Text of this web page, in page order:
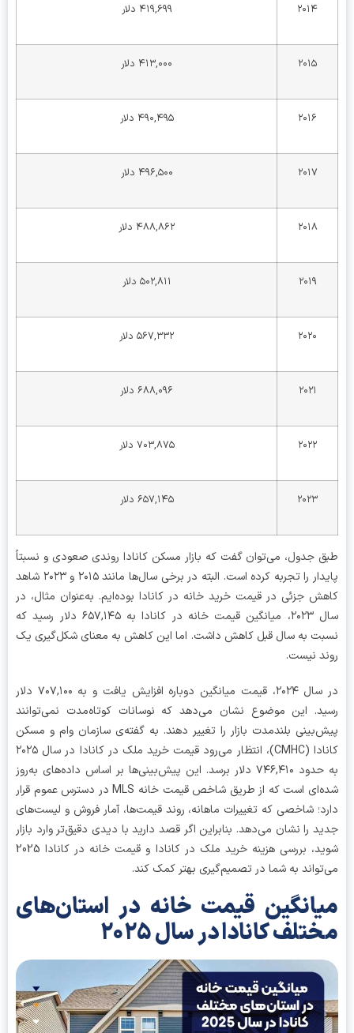
۴۱۹,۶۹۹ دلار
۴۱۳,۰۰۰ دلار
۴۹۰,۴۹۵ دلار
۴۹۶,۵۰۰ دلار
۴۸۸,۸۶۲ دلار
۵۰۲,۸۱۱ دلار
۵۶۷,۳۳۲ دلار
۶۸۸,۰۹۶ دلار
۷۰۳,۸۷۵ دلار
۶۵۷,۱۴۵ دلار
جدول، می‌توان گفت که بازار مسکن کانادا روندی صعودی و نسبتاً
پایدار را تجربه کرده است. البته در برخی سال‌ها مانند ۲۰۱۵ و ۲۰۲۳ شاهد
جزئی در قیمت خرید خانه در کانادا بوده‌ایم. به‌عنوان مثال، در
سال ۲۰۲۳، میانگین قیمت خانه در کانادا به ۶۵۷,۱۴۵ دلار رسید که
به سال قبل کاهش داشت. اما این کاهش به معنای شکل‌گیری یک
نیست.
در سال ۲۰۲۴، قیمت میانگین دوباره افزایش یافت و به ۷۰۷,۱۰۰ دلار
این موضوع نشان می‌دهد که نوسانات کوتاه‌مدت نمی‌توانند
بلندمدت بازار را تغییر دهند. به گفته‌ی سازمان وام و مسکن
کانادا (CMHC)، انتظار می‌رود قیمت خرید ملک در کانادا در سال ۲۰۲۵
به حدود ۷۴۶,۴۱۰ دلار برسد. این پیش‌بینی‌ها بر اساس داده‌های به‌روز
شده‌ای است که از طریق شاخص قیمت خانه MLS در دسترس عموم قرار
شاخصی که تغییرات ماهانه، روند قیمت‌ها، آمار فروش و لیست‌های
را نشان می‌دهد. بنابراین اگر قصد دارید با دیدی دقیق‌تر وارد بازار
شوید، بررسی هزینه خرید ملک در کانادا و قیمت خانه در کانادا 2025
به شما در تصمیم‌گیری بهتر کمک کند.
قیمت خانه در استان‌های
کانادا در سال ۲۰۲۵